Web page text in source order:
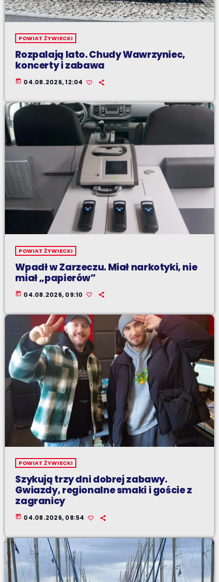
POWIAT ŻYWIECKI
Rozpalają lato. Chudy Wawrzyniec,
koncerty i zabawa
today 04.08.2026, 12:04
POWIAT ŻYWIECKI
Wpadł w Zarzeczu. Miał narkotyki, nie
miał „papierów”
today 04.08.2026, 09:10
POWIAT ŻYWIECKI
Szykują trzy dni dobrej zabawy.
Gwiazdy, regionalne smaki i goście z
zagranicy
today 04.08.2026, 08:54